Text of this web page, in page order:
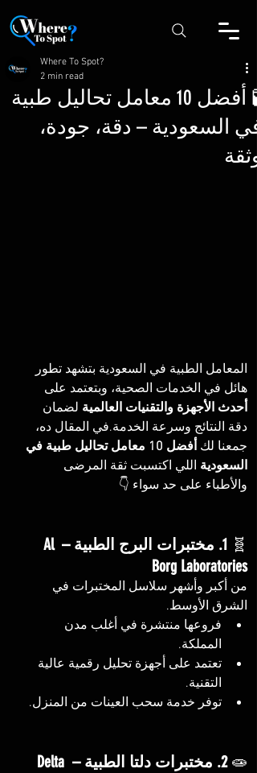
🧪 أفضل 10 معامل تحاليل طبية
في السعودية – دقة، جودة،
وثقة
Where To Spot?
2 min read
المعامل الطبية في السعودية بتشهد تطور
هائل في الخدمات الصحية، وبتعتمد على
أحدث الأجهزة والتقنيات العالمية لضمان
دقة النتائج وسرعة الخدمة.في المقال ده،
جمعنا لك
أفضل 10 معامل تحاليل طبية في
السعودية اللي اكتسبت ثقة المرضى
والأطباء على حد سواء 👇
🧬
1. مختبرات البرج الطبية – Al
Borg Laboratories
من أكبر وأشهر سلاسل المختبرات في
الشرق الأوسط.
فروعها منتشرة في أغلب مدن
المملكة.
تعتمد على أجهزة تحليل رقمية عالية
التقنية.
توفر خدمة سحب العينات من المنزل.
🧫
2. مختبرات دلتا الطبية – Delta